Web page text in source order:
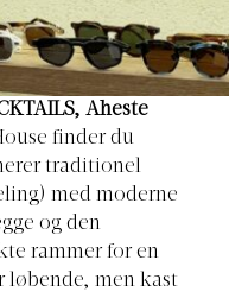
Aheste
finder du
traditionel
med moderne
og den
rammer for en
løbende, men kast